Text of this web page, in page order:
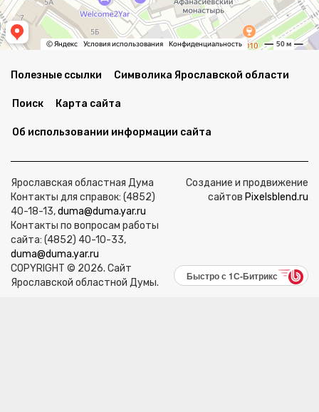
Полезные ссылки Символика Ярославской области
Поиск Карта сайта
Об использовании информации сайта
Ярославская областная Дума
Контакты для справок: (4852)
40-18-13,duma@duma.yar.ru
Контакты по вопросам работы
сайта: (4852) 40-10-33,
duma@duma.yar.ru
COPYRIGHT © 2026. Сайт
Ярославской областной Думы.
Создание и продвижение
сайтов Pixelsblend.ru
Быстро с 1С-Битрикс